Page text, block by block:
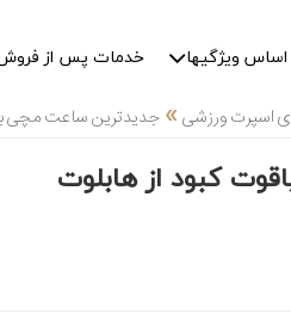
اساس ویژگیها خدمات پس از
اسپرت ورزشی» جدیدترین ساعت مچی با
کبود از هابلوت